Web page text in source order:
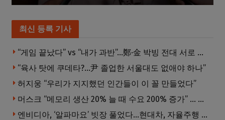
최신 등록 기사
“게임 끝났다” vs “내가 과반”…鄭·金 박빙 전대 서로 우위 주장
“육사 탓에 쿠데타?…尹 졸업한 서울대도 없애야 하나”
허지웅 “우리가 지지했던 인간들이 이 꼴 만들었다”
머스크 “메모리 생산 20% 늘 때 수요 200% 증가” … 반도체 매출 1조달러 눈 앞
엔비디아, ‘알파마요’ 빗장 풀었다…현대차, 자율주행 속도내나